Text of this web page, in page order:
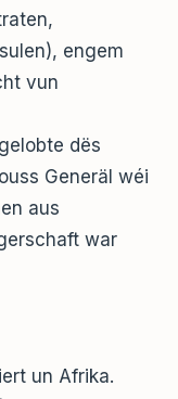
engem
vun
dës
Generäl wéi
aus
war
un Afrika.